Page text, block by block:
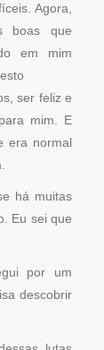
Agora,
boas que
em mim
ser feliz e
mim. E
era normal
há muitas
Eu sei que
por um
descobrir